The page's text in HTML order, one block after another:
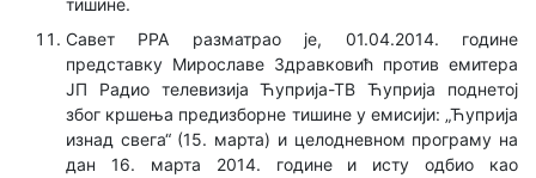
тишине.
Савет РРА разматрао је, 01.04.2014. године
представку Мирославе Здравковић против емитера
ЈП Радио телевизија Ћуприја-ТВ Ћуприја поднетој
због кршења предизборне тишине у емисији: „Ћуприја
изнад свега“ (15. марта) и целодневном програму на
дан 16. марта 2014. године и исту одбио као